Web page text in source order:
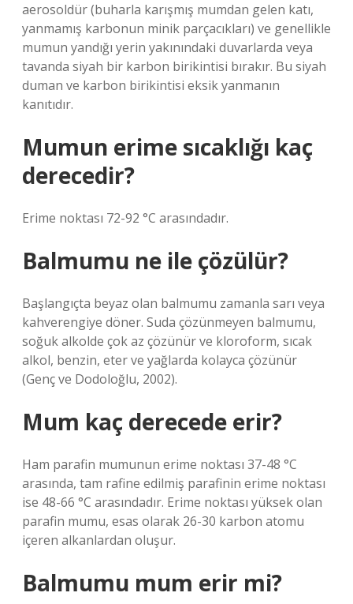
aerosoldür (buharla karışmış mumdan gelen katı,
yanmamış karbonun minik parçacıkları) ve genellikle
mumun yandığı yerin yakınındaki duvarlarda veya
tavanda siyah bir karbon birikintisi bırakır. Bu siyah
duman ve karbon birikintisi eksik yanmanın
kanıtıdır.
Mumun erime sıcaklığı kaç
derecedir?
Erime noktası 72-92 °C arasındadır.
Balmumu ne ile çözülür?
Başlangıçta beyaz olan balmumu zamanla sarı veya
kahverengiye döner. Suda çözünmeyen balmumu,
soğuk alkolde çok az çözünür ve kloroform, sıcak
alkol, benzin, eter ve yağlarda kolayca çözünür
(Genç ve Dodoloğlu, 2002).
Mum kaç derecede erir?
Ham parafin mumunun erime noktası 37-48 °C
arasında, tam rafine edilmiş parafinin erime noktası
ise 48-66 °C arasındadır. Erime noktası yüksek olan
parafin mumu, esas olarak 26-30 karbon atomu
içeren alkanlardan oluşur.
Balmumu mum erir mi?